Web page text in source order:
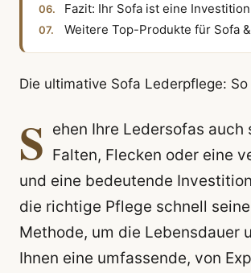
Fazit: Ihr Sofa ist eine
Weitere Top-Produkte für Sofa
Die ultimative Sofa Lederpflege:
S ehen Ihre Ledersofas
Falten, Flecken oder eine
und eine bedeutende
die richtige Pflege schnell
Methode, um die Lebensdauer
Ihnen eine umfassende, von